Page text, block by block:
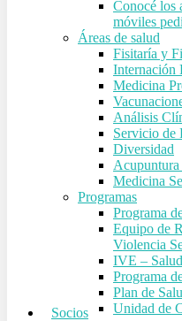
Conocé los
móviles
Áreas de salud
Fisitaría y
Internación
Medicina
Análisis
Servicio de
Diversidad
Medicina
Programas
Programa
Equipo de
Violencia
IVE –
Programa
Plan de
Unidad de
Socios